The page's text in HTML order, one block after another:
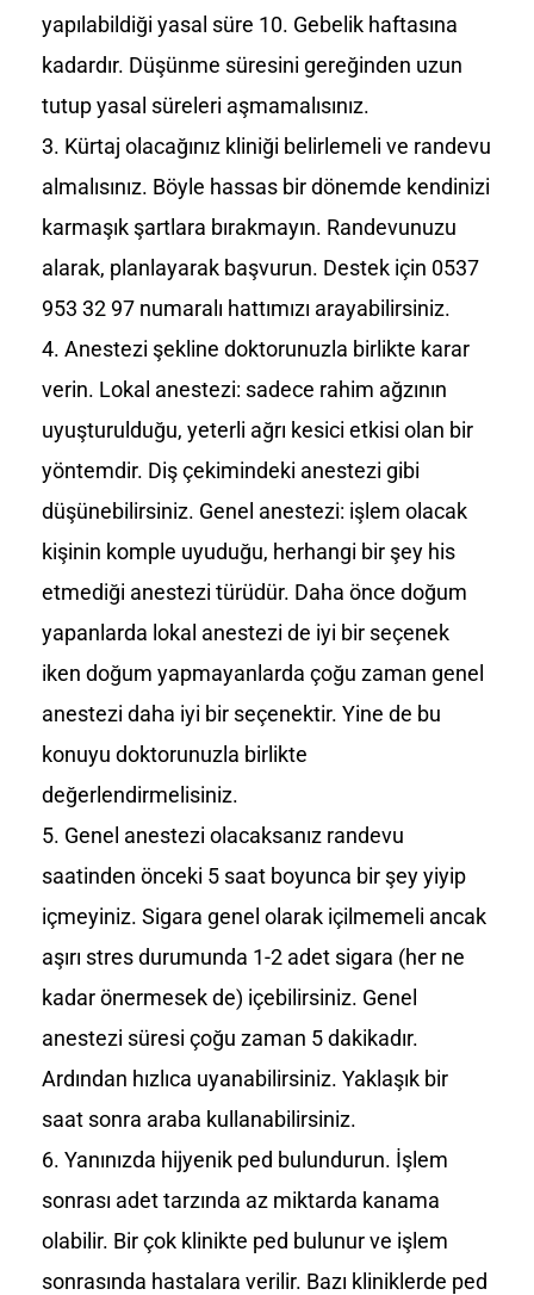
yapılabildiği yasal süre 10. Gebelik haftasına
kadardır. Düşünme süresini gereğinden uzun
tutup yasal süreleri aşmamalısınız.
Kürtaj olacağınız kliniği belirlemeli ve randevu
almalısınız. Böyle hassas bir dönemde kendinizi
karmaşık şartlara bırakmayın. Randevunuzu
alarak, planlayarak başvurun. Destek için 0537
953 32 97 numaralı hattımızı arayabilirsiniz.
Anestezi şekline doktorunuzla birlikte karar
verin. Lokal anestezi: sadece rahim ağzının
uyuşturulduğu, yeterli ağrı kesici etkisi olan bir
yöntemdir. Diş çekimindeki anestezi gibi
düşünebilirsiniz. Genel anestezi: işlem olacak
kişinin komple uyuduğu, herhangi bir şey his
etmediği anestezi türüdür. Daha önce doğum
yapanlarda lokal anestezi de iyi bir seçenek
iken doğum yapmayanlarda çoğu zaman genel
anestezi daha iyi bir seçenektir. Yine de bu
konuyu doktorunuzla birlikte
değerlendirmelisiniz.
Genel anestezi olacaksanız randevu
saatinden önceki 5 saat boyunca bir şey yiyip
içmeyiniz. Sigara genel olarak içilmemeli ancak
aşırı stres durumunda 1-2 adet sigara (her ne
kadar önermesek de) içebilirsiniz. Genel
anestezi süresi çoğu zaman 5 dakikadır.
Ardından hızlıca uyanabilirsiniz. Yaklaşık bir
saat sonra araba kullanabilirsiniz.
Yanınızda hijyenik ped bulundurun. İşlem
sonrası adet tarzında az miktarda kanama
olabilir. Bir çok klinikte ped bulunur ve işlem
sonrasında hastalara verilir. Bazı kliniklerde ped